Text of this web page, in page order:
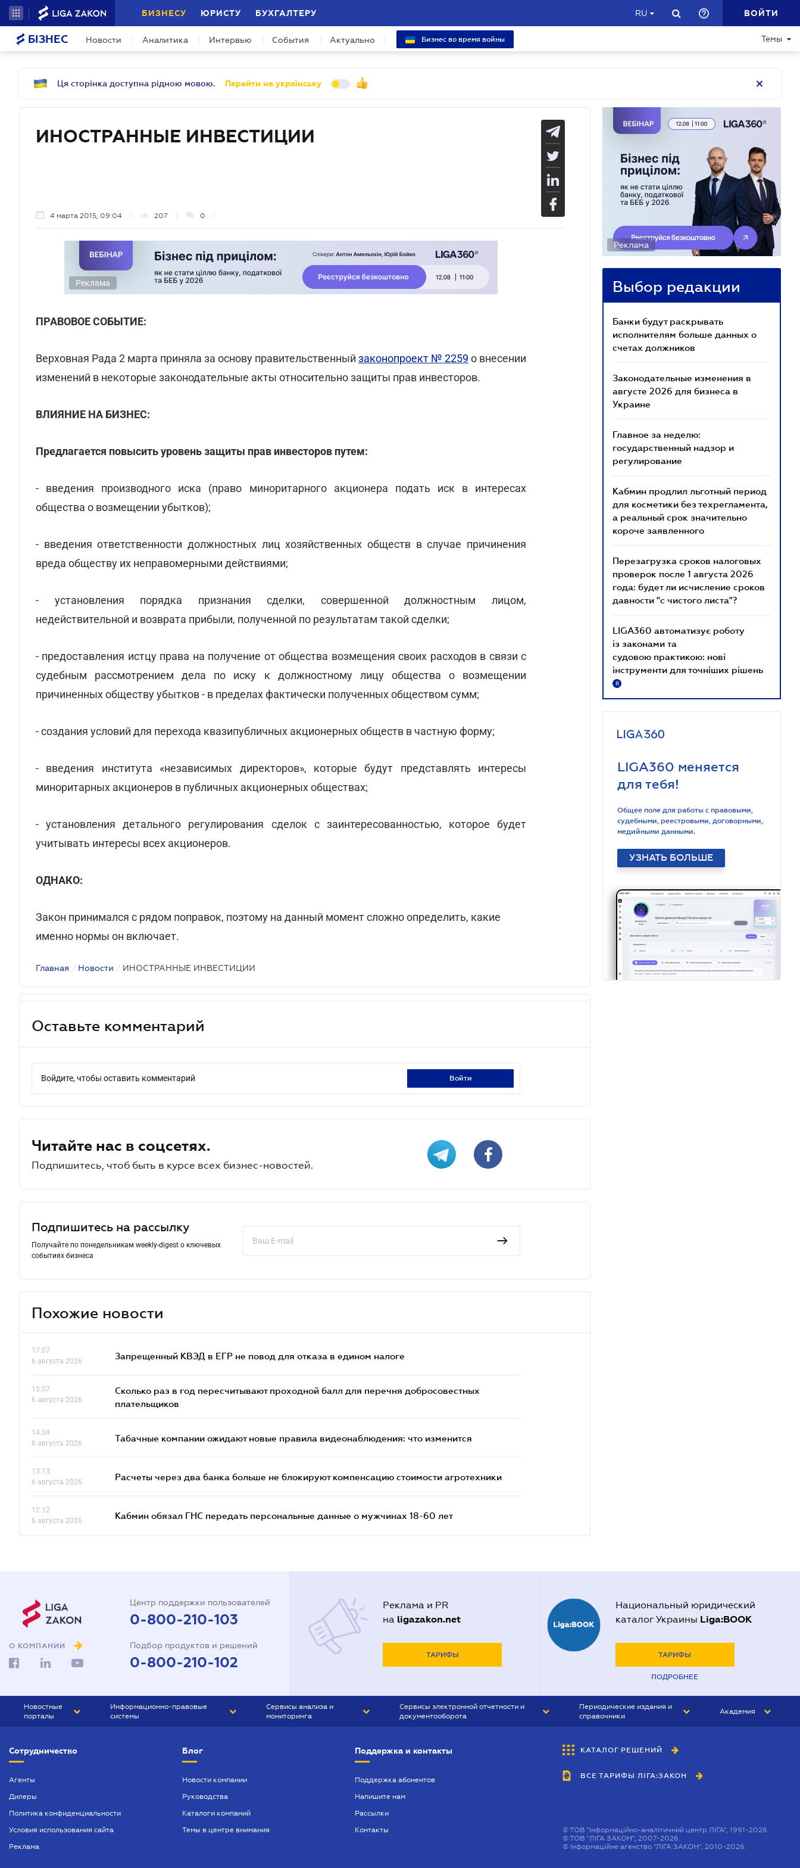
БИЗНЕСУ ЮРИСТУ БУХГАЛТЕРУ RU ВОЙТИ
БІЗНЕС Новости Аналитика Интервью События Актуально Бизнес во время войны Темы
Ця сторінка доступна рідною мовою. Перейти на українську
ИНОСТРАННЫЕ ИНВЕСТИЦИИ
4 марта 2015, 09:04 207 0
Реклама
ПРАВОВОЕ СОБЫТИЕ:
Верховная Рада 2 марта приняла за основу правительственный законопроект № 2259 о внесении
изменений в некоторые законодательные акты относительно защиты прав инвесторов.
ВЛИЯНИЕ НА БИЗНЕС:
Предлагается повысить уровень защиты прав инвесторов путем:
- введения производного иска (право миноритарного акционера подать иск в интересах
общества о возмещении убытков);
- введения ответственности должностных лиц хозяйственных обществ в случае причинения
вреда обществу их неправомерными действиями;
- установления порядка признания сделки, совершенной должностным лицом,
недействительной и возврата прибыли, полученной по результатам такой сделки;
- предоставления истцу права на получение от общества возмещения своих расходов в связи с
судебным рассмотрением дела по иску к должностному лицу общества о возмещении
причиненных обществу убытков - в пределах фактически полученных обществом сумм;
- создания условий для перехода квазипубличных акционерных обществ в частную форму;
- введения института «независимых директоров», которые будут представлять интересы
миноритарных акционеров в публичных акционерных обществах;
- установления детального регулирования сделок с заинтересованностью, которое будет
учитывать интересы всех акционеров.
ОДНАКО:
Закон принимался с рядом поправок, поэтому на данный момент сложно определить, какие
именно нормы он включает.
Главная / Новости / ИНОСТРАННЫЕ ИНВЕСТИЦИИ
Оставьте комментарий
Войдите, чтобы оставить комментарий войти
Читайте нас в соцсетях.
Подпишитесь, чтоб быть в курсе всех бизнес-новостей.
Подпишитесь на рассылку
Получайте по понедельникам weekly-digest о ключевых
событиях бизнеса
Похожие новости
17.07
6 августа 2026
Запрещенный КВЭД в ЕГР не повод для отказа в едином налоге
15.07
6 августа 2026
Сколько раз в год пересчитывают проходной балл для перечня добросовестных
плательщиков
14.04
6 августа 2026
Табачные компании ожидают новые правила видеонаблюдения: что изменится
13.13
6 августа 2026
Расчеты через два банка больше не блокируют компенсацию стоимости агротехники
12.12
6 августа 2026
Кабмин обязал ГНС передать персональные данные о мужчинах 18-60 лет
Реклама
Выбор редакции
Банки будут раскрывать
исполнителям больше данных о
счетах должников
Законодательные изменения в
августе 2026 для бизнеса в
Украине
Главное за неделю:
государственный надзор и
регулирование
Кабмин продлил льготный период
для косметики без техрегламента,
а реальный срок значительно
короче заявленного
Перезагрузка сроков налоговых
проверок после 1 августа 2026
года: будет ли исчисление сроков
давности "с чистого листа"?
LIGA360 автоматизує роботу
із законами та
судовою практикою: нові
інструменти для точніших рішень
R
LIGA360 меняется
для тебя!
Общее поле для работы с правовыми,
судебными, реестровыми, договорными,
медийными данными.
УЗНАТЬ БОЛЬШЕ
О КОМПАНИИ
Центр поддержки пользователей
0-800-210-103
Подбор продуктов и решений
0-800-210-102
Реклама и PR
на ligazakon.net
ТАРИФЫ
Национальный юридический
каталог Украины Liga:BOOK
ТАРИФЫ
ПОДРОБНЕЕ
Новостные
порталы
БИЗНЕС
Информационно-правовые
системы
БУХГАЛТЕР ПРОФ
ЮРИСТ ПРОФ
Сервисы анализа и
мониторинга
Сервисы электронной отчетности и
документооборота
Периодические издания и
справочники
БУХГАЛТЕР&ЗАКОН
ВЕСТНИК МСФО
Академия
Сотрудничество
Агенты
Дилеры
Политика конфиденциальности
Условия использования сайта
Реклама
Блог
Новости компании
Руководства
Каталоги компаний
Темы в центре внимания
Поддержка и контакты
Поддержка абонентов
Напишите нам
Рассылки
Контакты
КАТАЛОГ РЕШЕНИЙ
ВСЕ ТАРИФЫ ЛІГА:ЗАКОН
©ТОВ "інформаційно-аналітичний центр ЛІГА", 1991-2026.
©ТОВ "ЛІГА ЗАКОН", 2007-2026.
© Інформаційне агенство "ЛІГА:ЗАКОН", 2010-2026.